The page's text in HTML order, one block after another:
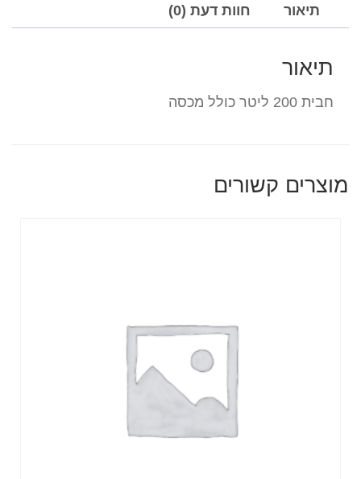
תיאור חוות דעת (0)
תיאור
חבית 200 ליטר כולל מכסה
מוצרים קשורים